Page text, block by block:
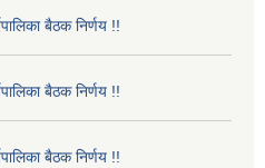
बैठक निर्णय !!
बैठक निर्णय !!
बैठक निर्णय !!